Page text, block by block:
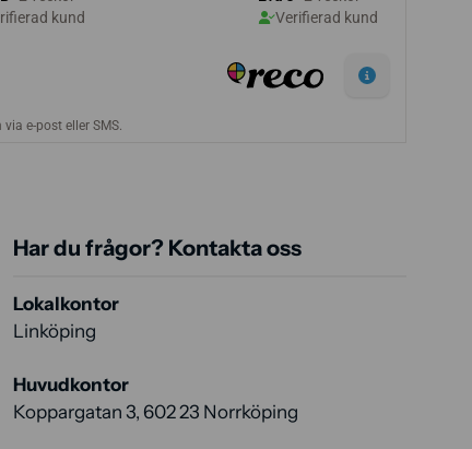
Har du frågor? Kontakta oss
Lokalkontor
Linköping
Huvudkontor
Koppargatan 3, 602 23 Norrköping